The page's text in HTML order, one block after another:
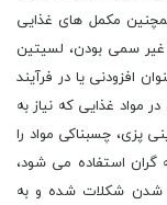
مکمل های غذایی
غیر سمی بودن، لسیتین
افزودنی یا در فرآیند
مواد غذایی که نیاز به
پزی، چسبناکی مواد را
گران استفاده می شود،
شدن شکلات شده و به